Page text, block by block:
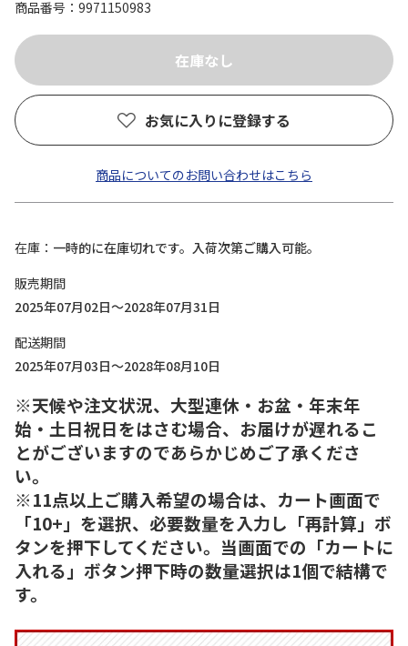
商品番号
9971150983
お気に入りに登録する
商品についてのお問い合わせはこちら
在庫
一時的に在庫切れです。入荷次第ご購入可能。
販売期間
2025年07月02日～2028年07月31日
配送期間
2025年07月03日～2028年08月10日
※天候や注文状況、大型連休・お盆・年末年
始・土日祝日をはさむ場合、お届けが遅れるこ
とがございますのであらかじめご了承くださ
い。
※11点以上ご購入希望の場合は、カート画面で
「10+」を選択、必要数量を入力し「再計算」ボ
タンを押下してください。当画面での「カートに
入れる」ボタン押下時の数量選択は1個で結構で
す。